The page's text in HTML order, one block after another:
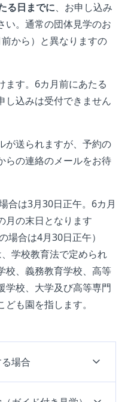
る日までに、お申し込み
い。通常の団体見学のお
から）と異なりますの
ます。6カ月前にあたる
し込みは受付できません
が送られますが、予約の
らの連絡のメールをお待
合は3月30日正午。6カ月
月の末日となります
場合は4月30日正午）
学校教育法で定められ
校、義務教育学校、高等
学校、大学及び高等専門
も園を指します。
場合